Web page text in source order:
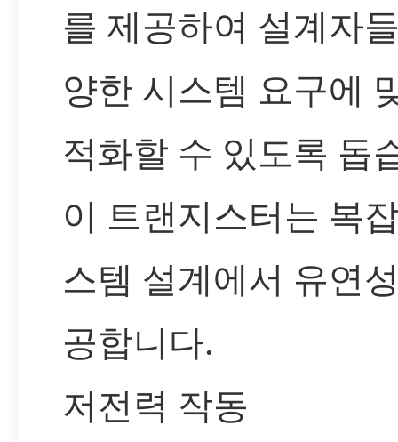
를 제공하여 설계자
양한 시스템 요구에
적화할 수 있도록 돕
이 트랜지스터는 복
스템 설계에서 유연
공합니다.
저전력 작동